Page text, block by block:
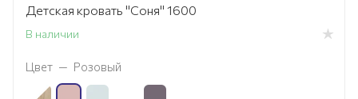
Детская кровать "Соня" 1600
В наличии
Цвет — Розовый